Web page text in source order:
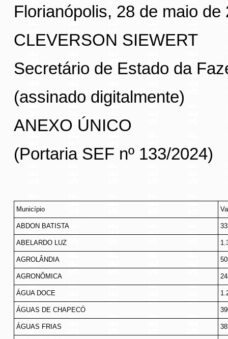
Florianópolis, 28 de maio de
CLEVERSON SIEWERT
Secretário de Estado da
(assinado digitalmente)
ANEXO ÚNICO
(Portaria SEF nº 133/2024)
Município
ABDON BATISTA
ABELARDO LUZ
AGROLÂNDIA
AGRONÔMICA
ÁGUA DOCE
ÁGUAS DE CHAPECÓ
ÁGUAS FRIAS